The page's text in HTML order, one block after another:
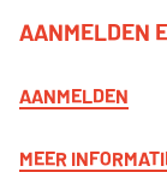
AANMELDEN
AANMELDEN
MEER